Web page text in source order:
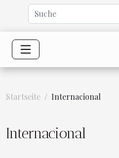
Startseite Internacional
Internacional